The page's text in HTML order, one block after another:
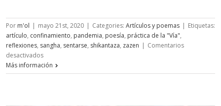
Por m'ol | mayo 21st, 2020 | Categories: Artículos y poemas | Etiquetas:
artículo, confinamiento, pandemia, poesía, práctica de la "Vía",
reflexiones, sangha, sentarse, shikantaza, zazen | Comentarios
desactivadosen
Jirones
del
Más información